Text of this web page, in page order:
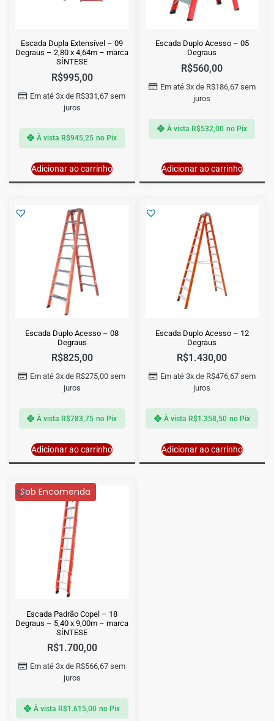
Escada Dupla Extensível – 09
Degraus – 2,80 x 4,64m – marca
SÍNTESE
R$995,00
Em até 3x de R$331,67 sem
juros
À vista R$945,25 no Pix
Adicionar ao carrinho
Escada Duplo Acesso – 05
Degraus
R$560,00
Em até 3x de R$186,67sem
juros
À vista R$532,00 no Pix
Adicionar ao carrinho
Escada Duplo Acesso – 08
Degraus
R$825,00
Em até 3x de R$275,00 sem
juros
À vista R$783,75 no Pix
Adicionar ao carrinho
Escada Duplo Acesso – 12
Degraus
R$1.430,00
Em até 3x de R$476,67sem
juros
À vista R$1.358,50 no Pix
Adicionar ao carrinho
Sob Encomenda
Escada Padrão Copel – 18
Degraus – 5,40 x 9,00m – marca
SÍNTESE
R$1.700,00
Em até 3x de R$566,67 sem
juros
À vista R$1.615,00 no Pix